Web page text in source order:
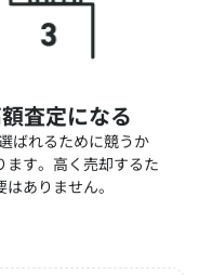
査定になる
ばれるために競うか
ます。高く売却するた
ありません。